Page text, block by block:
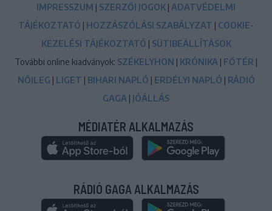
IMPRESSZUM | SZERZŐI JOGOK | ADATVÉDELMI
TÁJÉKOZTATÓ | HOZZÁSZÓLÁSI SZABÁLYZAT | COOKIE-
KEZELÉSI TÁJÉKOZTATÓ | SÜTIBEÁLLÍTÁSOK
További online kiadványok: SZÉKELYHON | KRÓNIKA | FŐTÉR |
NŐILEG | LIGET | BIHARI NAPLÓ | ERDÉLYI NAPLÓ | RÁDIÓ
GAGA | JÓÁLLÁS
MÉDIATÉR ALKALMAZÁS
RÁDIÓ GAGA ALKALMAZÁS